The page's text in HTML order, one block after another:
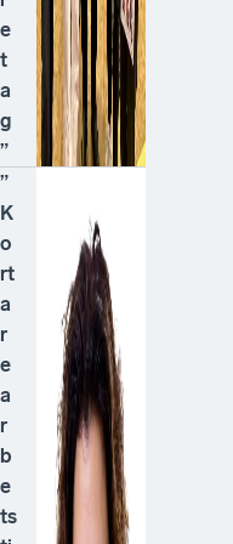
e
t
a
g
”
”
K
o
rt
a
r
e
a
r
b
e
ts